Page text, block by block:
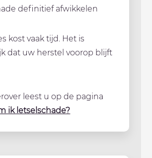
definitief afwikkelen
kost vaak tijd. Het is
dat uw herstel voorop blijft
leest u op de pagina
ik letselschade?